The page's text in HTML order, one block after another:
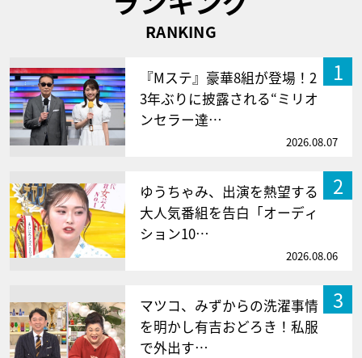
RANKING
1
『Mステ』豪華8組が登場！2
3年ぶりに披露される“ミリオ
ンセラー達…
2026.08.07
2
ゆうちゃみ、出演を熱望する
大人気番組を告白「オーディ
ション10…
2026.08.06
3
マツコ、みずからの洗濯事情
を明かし有吉おどろき！私服
で外出す…